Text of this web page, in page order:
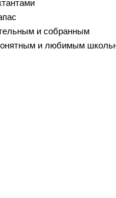
и собранным
и любимым